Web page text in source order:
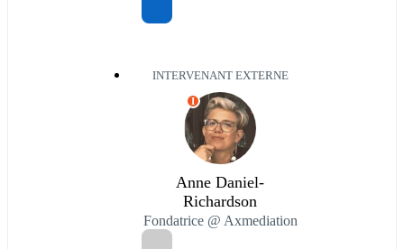
INTERVENANT EXTERNE
I
Anne Daniel-
Richardson
Fondatrice @ Axmediation